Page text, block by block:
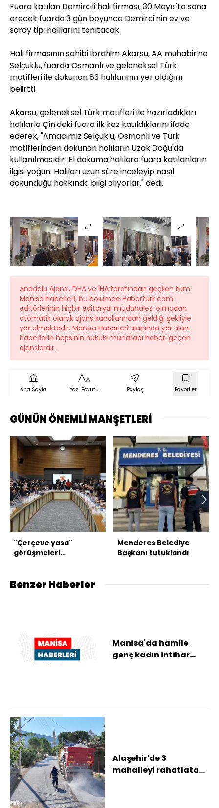
Fuara katılan Demircili halı firması, 30 Mayıs'ta sona
erecek fuarda 3 gün boyunca Demirci'nin ev ve
saray tipi halılarını tanıtacak.
Halı firmasının sahibi İbrahim Akarsu, AA muhabirine
Selçuklu, fuarda Osmanlı ve geleneksel Türk
motifleri ile dokunan 83 halılarının yer aldığını
belirtti.
Akarsu, geleneksel Türk motifleri ile hazırladıkları
halılarla Çin'deki fuara ilk kez katıldıklarını ifade
ederek, "Amacımız Selçuklu, Osmanlı ve Türk
motiflerinden dokunan halıların Uzak Doğu'da
kullanılmasıdır. El dokuma halılara fuara katılanların
ilgisi yoğun. Halıları uzun süre inceleyip nasıl
dokunduğu hakkında bilgi alıyorlar." dedi.
Anadolu Ajansı, DHA ve İHA tarafından geçilen tüm
Manisa haberleri, bu bölümde Haberturk.com
editörlerinin hiçbir editoryal müdahalesi olmadan
otomatik olarak ajans kanallarından geldiği şekliyle
yer almaktadır. Manisa Haberleri alanında yer alan
haberlerin hepsinin hukuki muhatabı haberi geçen
ajanslardır.
Ana Sayfa Yazı Boyutu Paylaş Favoriler
GÜNÜN ÖNEMLİ MANŞETLERİ
"Çerçeve yasa"
görüşmeleri
Menderes Belediye
Başkanı tutuklandı
Benzer Haberler
Manisa'da hamile
genç kadın intihar
Alaşehir'de 3
mahalleyi rahatlatan